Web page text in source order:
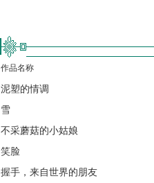
作品名称
泥塑的情调
雪
不采蘑菇的小姑娘
笑脸
握手，来自世界的朋友